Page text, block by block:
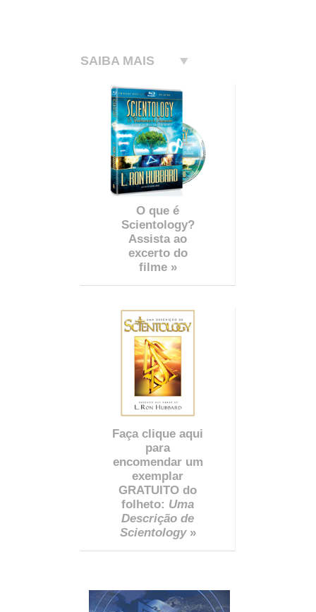
SAIBA MAIS
O que é
Scientology?
Assista ao
excerto do
filme »
Faça clique aqui
para
encomendar um
exemplar
GRATUITO do
folheto: Uma
Descrição de
Scientology»